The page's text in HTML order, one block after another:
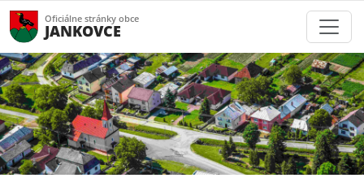
Oficiálne stránky obce
JANKOVCE